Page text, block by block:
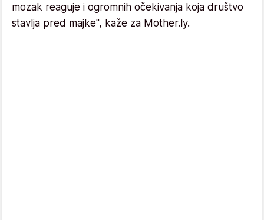
mozak reaguje i ogromnih očekivanja koja društvo
stavlja pred majke", kaže za Mother.ly.